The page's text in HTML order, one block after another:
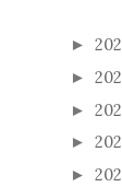
►
►
►
►
►